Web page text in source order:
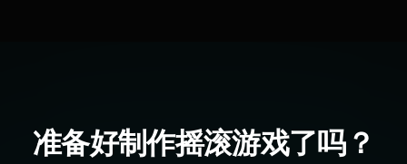
准备好制作摇滚游戏了吗？